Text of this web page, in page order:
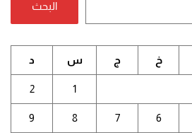
البحث
خ ج س د
1
2
6
7
8
9